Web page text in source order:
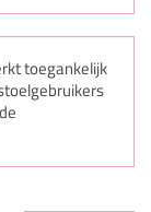
toegankelijk